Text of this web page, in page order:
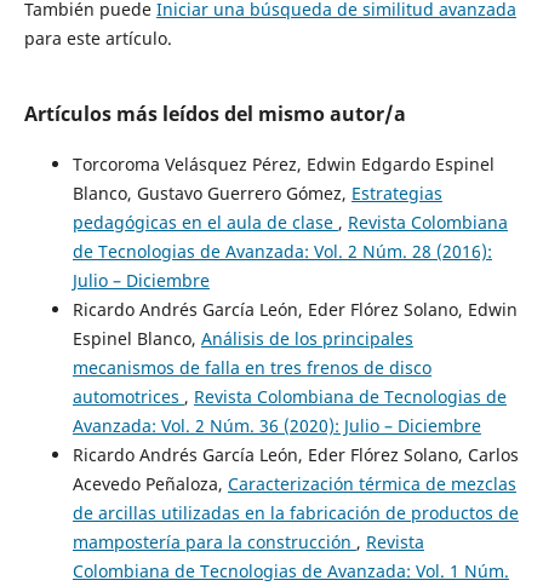
También puede Iniciar una búsqueda de similitud avanzada
para este artículo.
Artículos más leídos del mismo autor/a
Torcoroma Velásquez Pérez, Edwin Edgardo Espinel
Blanco, Gustavo Guerrero Gómez, Estrategias
pedagógicas en el aula de clase , Revista Colombiana
de Tecnologias de Avanzada: Vol. 2 Núm. 28 (2016):
Julio – Diciembre
Ricardo Andrés García León, Eder Flórez Solano, Edwin
Espinel Blanco, Análisis de los principales
mecanismos de falla en tres frenos de disco
automotrices , Revista Colombiana de Tecnologias de
Avanzada: Vol. 2 Núm. 36 (2020): Julio – Diciembre
Ricardo Andrés García León, Eder Flórez Solano, Carlos
Acevedo Peñaloza, Caracterización térmica de mezclas
de arcillas utilizadas en la fabricación de productos de
mampostería para la construcción , Revista
Colombiana de Tecnologias de Avanzada: Vol. 1 Núm.